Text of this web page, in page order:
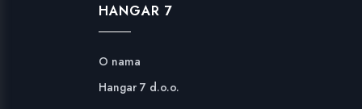
HANGAR 7
O nama
Hangar 7 d.o.o.